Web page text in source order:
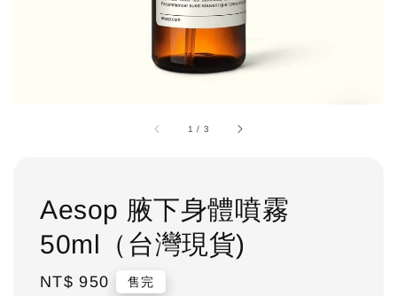
1 / 3
Aesop 腋下身體噴霧
50ml（台灣現貨)
Regular
NT$ 950 售完